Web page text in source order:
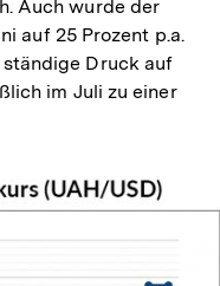
Auch wurde der
auf 25 Prozent p.a.
Druck auf
im Juli zu einer